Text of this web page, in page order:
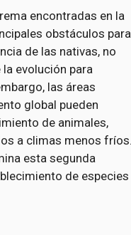
encontradas en la
obstáculos para
de las nativas, no
evolución para
las áreas
global pueden
de animales,
a climas menos
esta segunda
de especies